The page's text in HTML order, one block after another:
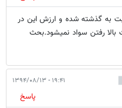
به گذشته شده و ارزش این در
رفتن سواد نمیشود.بحث
۱۹:۴۱ - ۱۳۹۴/۰۸/۱۳
پاسخ